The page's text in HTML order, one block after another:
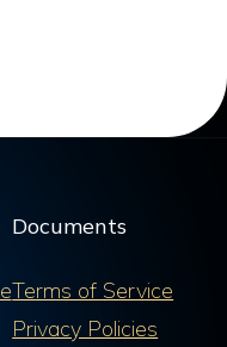
Documents
Terms of Service
Privacy Policies